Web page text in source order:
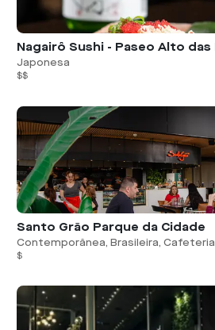
Japonesa
$$
Santo Grão Parque da Cidade
Contemporânea, Brasileira, Cafeteria
$